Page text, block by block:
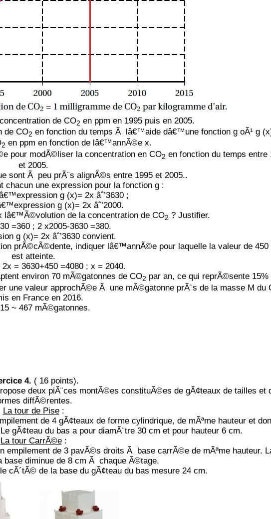
de CO2 en ppm en 1995 puis en 2005.
de CO2 en fonction du temps Ã lâ€™aide dâ€™une fonction g oÃ¹ g
2 en ppm en fonction de lâ€™annÃ©e x.
pour modÃ©liser la concentration en CO2 en fonction du temps entre
et 2005.
sont Ã peu prÃ¨s alignÃ©s entre 1995 et 2005..
chacun une expression pour la fonction g :
g (x)= 2x âˆ’3630 ;
g (x)= 2x âˆ’2000.
lâ€™Ã©volution de la concentration de CO2 ? Justifier.
=360 ; 2 x2005-3630 =380.
g (x)= 2x âˆ’3630 convient.
prÃ©cÃ©dente, indiquer lâ€™annÃ©e pour laquelle la valeur de 450
est atteinte.
= 3630+450 =4080 ; x = 2040.
environ 70 mÃ©gatonnes de CO2 par an, ce qui reprÃ©sente 15%
une valeur approchÃ©e Ã une mÃ©gatonne prÃ¨s de la masse M du
en France en 2016.
~ 467 mÃ©gatonnes.
4. ( 16 points).
deux piÃ¨ces montÃ©es constituÃ©es de gÃ¢teaux de tailles et
diffÃ©rentes.
La tour de Pise:
de 4 gÃ¢teaux de forme cylindrique, de mÃªme hauteur et
gÃ¢teau du bas a pour diamÃ¨tre 30 cm et pour hauteur 6 cm.
La tour CarrÃ©e:
empilement de 3 pavÃ©s droits Ã base carrÃ©e de mÃªme hauteur.
base diminue de 8 cm Ã chaque Ã©tage.
cÃ´tÃ© de la base du gÃ¢teau du bas mesure 24 cm.